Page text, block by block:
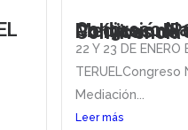
Congreso Nacional de Mediación Policial,
22 Y 23 DE ENERO
TERUELCongreso
Mediación...
Leer más